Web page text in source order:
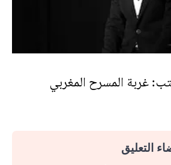
غربة المسرح المغربي
التعليق